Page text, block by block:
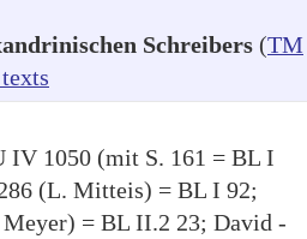
Schreibers (TM
IV 1050 (mit S. 161 = BL I
(L. Mitteis) = BL I 92;
Meyer) = BL II.2 23; David -